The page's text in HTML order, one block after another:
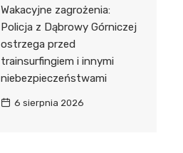
Wakacyjne zagrożenia:
Policja z Dąbrowy Górniczej
ostrzega przed
trainsurfingiem i innymi
niebezpieczeństwami
6 sierpnia 2026